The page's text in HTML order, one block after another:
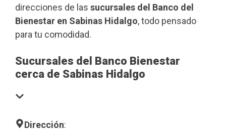
direcciones de las sucursales del Banco del
Bienestar en Sabinas Hidalgo, todo pensado
para tu comodidad.
Sucursales del Banco Bienestar
cerca de Sabinas Hidalgo
Dirección: